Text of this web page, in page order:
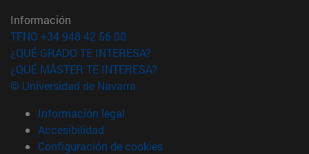
Información
TFNO +34 948 42 56 00
¿QUÉ GRADO TE INTERESA?
¿QUÉ MÁSTER TE INTERESA?
© Universidad de Navarra
Información legal
Accesibilidad
Configuración de cookies